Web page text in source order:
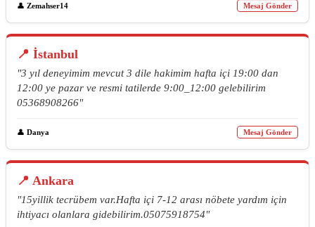
👤 Zemahser14 Mesaj Gönder
📍 İstanbul
"3 yıl deneyimim mevcut 3 dile hakimim hafta içi 19:00 dan
12:00 ye pazar ve resmi tatilerde 9:00_12:00 gelebilirim
05368908266"
👤 Danya Mesaj Gönder
📍 Ankara
"15yillik tecrübem var.Hafta içi 7-12 arası nöbete yardım için
ihtiyacı olanlara gidebilirim.05075918754"